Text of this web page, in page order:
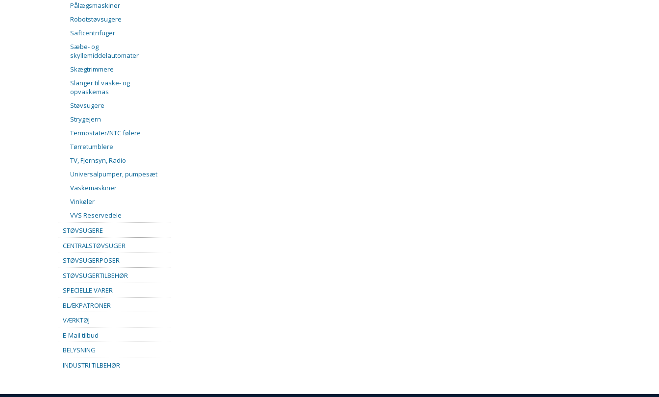
Pålægsmaskiner
Robotstøvsugere
Saftcentrifuger
Sæbe- og
skyllemiddelautomater
Skægtrimmere
Slanger til vaske- og
opvaskemas
Støvsugere
Strygejern
Termostater/NTC følere
Tørretumblere
TV, Fjernsyn, Radio
Universalpumper, pumpesæt
Vaskemaskiner
Vinkøler
VVS Reservedele
STØVSUGERE
CENTRALSTØVSUGER
STØVSUGERPOSER
STØVSUGERTILBEHØR
SPECIELLE VARER
BLÆKPATRONER
VÆRKTØJ
E-Mail tilbud
BELYSNING
INDUSTRI TILBEHØR